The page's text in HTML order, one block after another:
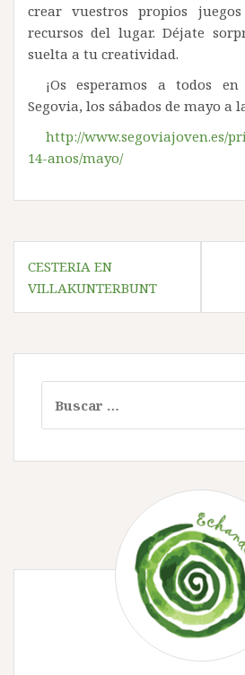
crear vuestros propios
recursos del lugar. Déjate
suelta a tu creatividad.
¡Os esperamos a todos
Segovia, los sábados de mayo a
http://www.segoviajoven.es/
14-anos/mayo/
Navegación
de
entradas
CESTERIA EN
VILLAKUNTERBUNT